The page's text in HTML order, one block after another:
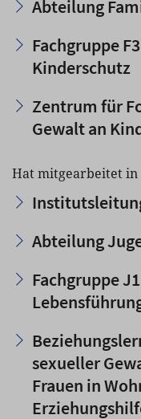
Abteilung
Fachgruppe
Kinderschutz
Zentrum für
Gewalt an
Hat mitgearbeitet in
Abteilung
Fachgruppe
sexueller
Frauen in